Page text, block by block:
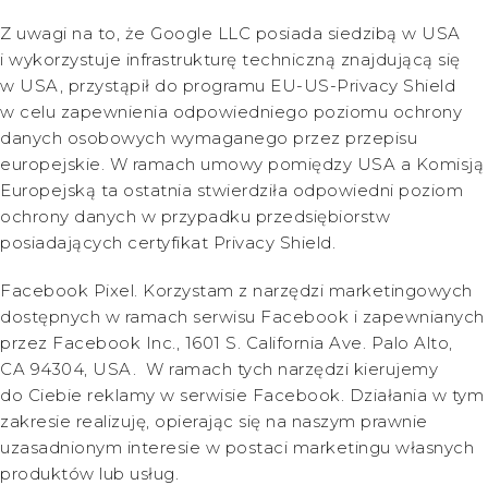
Z uwagi na to, że Google LLC posiada siedzibą w USA
i wykorzystuje infrastrukturę techniczną znajdującą się
w USA, przystąpił do programu EU-US-Privacy Shield
w celu zapewnienia odpowiedniego poziomu ochrony
danych osobowych wymaganego przez przepisu
europejskie. W ramach umowy pomiędzy USA a Komisją
Europejską ta ostatnia stwierdziła odpowiedni poziom
ochrony danych w przypadku przedsiębiorstw
posiadających certyfikat Privacy Shield.
Facebook Pixel. Korzystam z narzędzi marketingowych
dostępnych w ramach serwisu Facebook i zapewnianych
przez Facebook Inc., 1601 S. California Ave. Palo Alto,
CA 94304, USA. W ramach tych narzędzi kierujemy
do Ciebie reklamy w serwisie Facebook. Działania w tym
zakresie realizuję, opierając się na naszym prawnie
uzasadnionym interesie w postaci marketingu własnych
produktów lub usług.